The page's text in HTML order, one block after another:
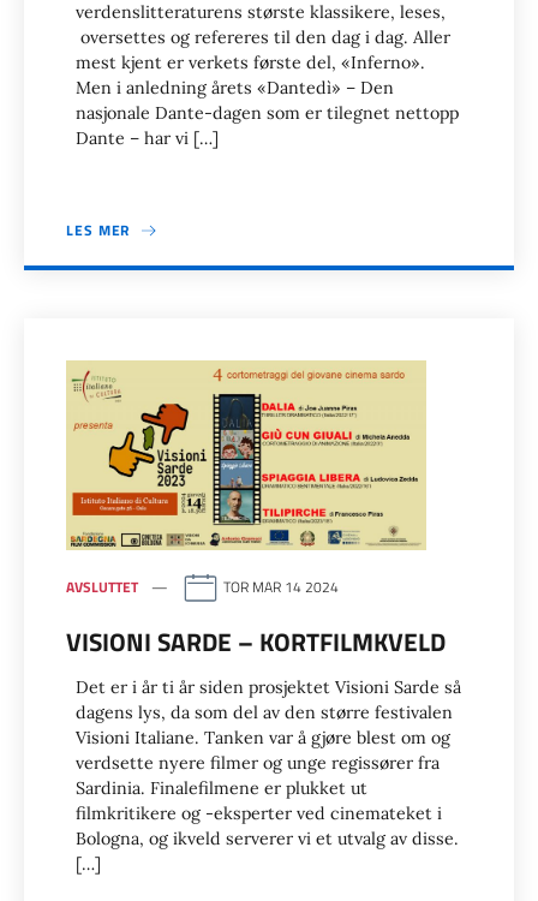
verdenslitteraturens største klassikere, leses,
oversettes og refereres til den dag i dag. Aller
mest kjent er verkets første del, «Inferno».
Men i anledning årets «Dantedì» – Den
nasjonale Dante-dagen som er tilegnet nettopp
Dante – har vi […]
LES MER
AVSLUTTET TOR MAR 14 2024
VISIONI SARDE – KORTFILMKVELD
Det er i år ti år siden prosjektet Visioni Sarde så
dagens lys, da som del av den større festivalen
Visioni Italiane. Tanken var å gjøre blest om og
verdsette nyere filmer og unge regissører fra
Sardinia. Finalefilmene er plukket ut
filmkritikere og -eksperter ved cinemateket i
Bologna, og ikveld serverer vi et utvalg av disse.
[…]